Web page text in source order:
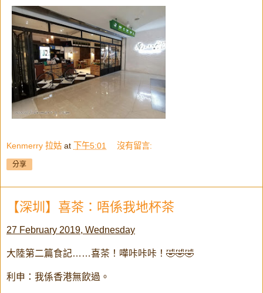
Kenmerry 拉姑 at 下午5:01 沒有留言:
分享
【深圳】喜茶：唔係我地杯茶
27 February 2019, Wednesday
大陸第二篇食記……喜茶！嘩咔咔咔！🤣🤣🤣
利申：我係香港無飲過。